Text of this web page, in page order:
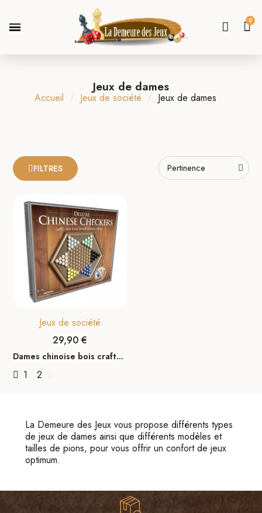
Jeux de dames
Accueil Jeux de société Jeux de dames
FILTRES
Jeux de société
29,90 €
Dames chinoise bois craftsman
1 2
La Demeure des Jeux vous propose différents types
de jeux de dames ainsi que différents modèles et
tailles de pions, pour vous offrir un confort de jeux
optimum.